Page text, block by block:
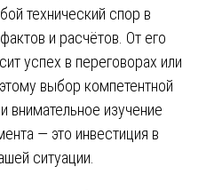
технический спор в
и расчётов. От его
успех в переговорах или
выбор компетентной
внимательное изучение
— это инвестиция в
ситуации.